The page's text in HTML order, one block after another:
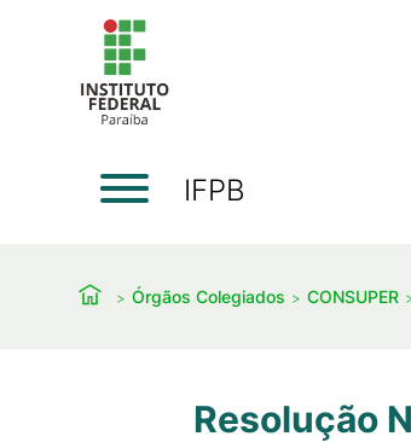
IFPB
Órgãos Colegiados CONSUPER
Resolução